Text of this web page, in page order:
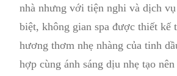
nhà nhưng với tiện nghi và dịch
biệt, không gian spa được thiết kế
hương thơm nhẹ nhàng của tinh
hợp cùng ánh sáng dịu nhẹ tạo